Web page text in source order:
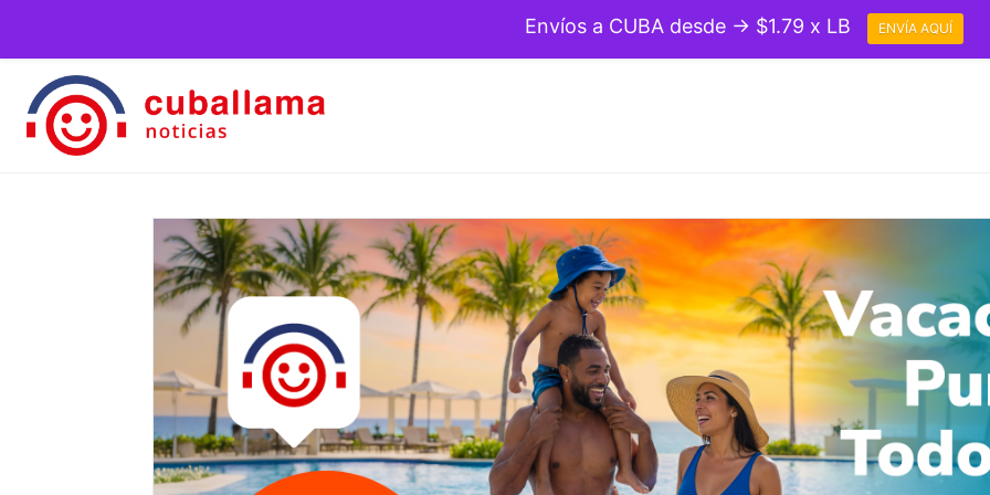
Envíos a CUBA desde → $1.79 x LB ENVÍA AQUÍ